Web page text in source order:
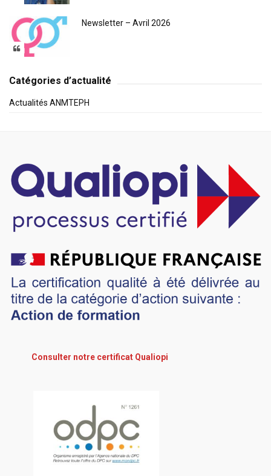
Newsletter – Avril 2026
Catégories d’actualité
Actualités ANMTEPH
Consulter notre certificat Qualiopi